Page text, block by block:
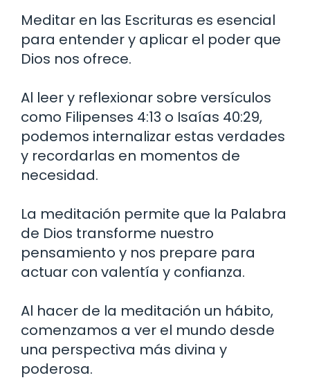
Meditar en las Escrituras es esencial
para entender y aplicar el poder que
Dios nos ofrece.
Al leer y reflexionar sobre versículos
como Filipenses 4:13 o Isaías 40:29,
podemos internalizar estas verdades
y recordarlas en momentos de
necesidad.
La meditación permite que la Palabra
de Dios transforme nuestro
pensamiento y nos prepare para
actuar con valentía y confianza.
Al hacer de la meditación un hábito,
comenzamos a ver el mundo desde
una perspectiva más divina y
poderosa.